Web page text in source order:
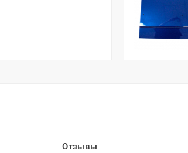
Отзывы